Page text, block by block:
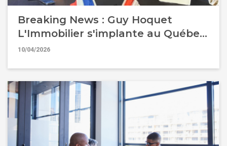
Breaking News : Guy Hoquet
L'Immobilier s'implante au Québec
pour accélérer son développement
10/04/2026